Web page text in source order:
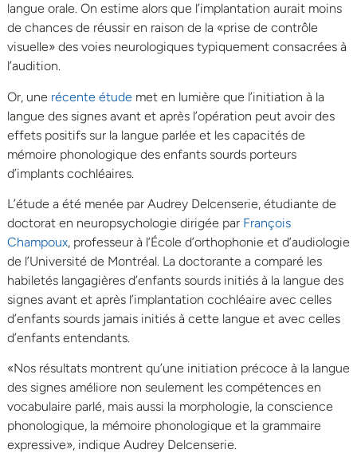
langue orale. On estime alors que l’implantation aurait moins
de chances de réussir en raison de la «prise de contrôle
visuelle» des voies neurologiques typiquement consacrées à
l’audition.
Or, une récente étude met en lumière que l’initiation à la
langue des signes avant et après l’opération peut avoir des
effets positifs sur la langue parlée et les capacités de
mémoire phonologique des enfants sourds porteurs
d’implants cochléaires.
L’étude a été menée par Audrey Delcenserie, étudiante de
doctorat en neuropsychologie dirigée par François
Champoux, professeur à l’École d’orthophonie et d’audiologie
de l’Université de Montréal. La doctorante a comparé les
habiletés langagières d’enfants sourds initiés à la langue des
signes avant et après l’implantation cochléaire avec celles
d’enfants sourds jamais initiés à cette langue et avec celles
d’enfants entendants.
«Nos résultats montrent qu’une initiation précoce à la langue
des signes améliore non seulement les compétences en
vocabulaire parlé, mais aussi la morphologie, la conscience
phonologique, la mémoire phonologique et la grammaire
expressive», indique Audrey Delcenserie.